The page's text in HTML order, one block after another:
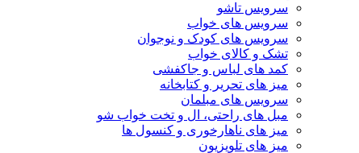
سرویس تاشو
سرویس های خواب
سرویس های کودک و نوجوان
تشک و کالای خواب
کمد های لباس و جاکفشی
میز های تحریر و کتابخانه
سرویس های مبلمان
مبل های راحتی، ال و تخت خواب شو
میز های ناهارخوری و کنسول ها
میز های تلویزیون